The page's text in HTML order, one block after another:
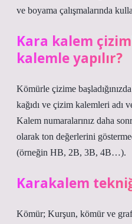
ve boyama çalışmalarında
Kara kalem
kalemle yapılır?
Kömürle çizime
kağıdı ve çizim kalemleri adı
Kalem numaralarınız daha
olarak ton değerlerini
(örneğin HB, 2B, 3B, 4B…).
Karakalem
Kömür; Kurşun, kömür ve